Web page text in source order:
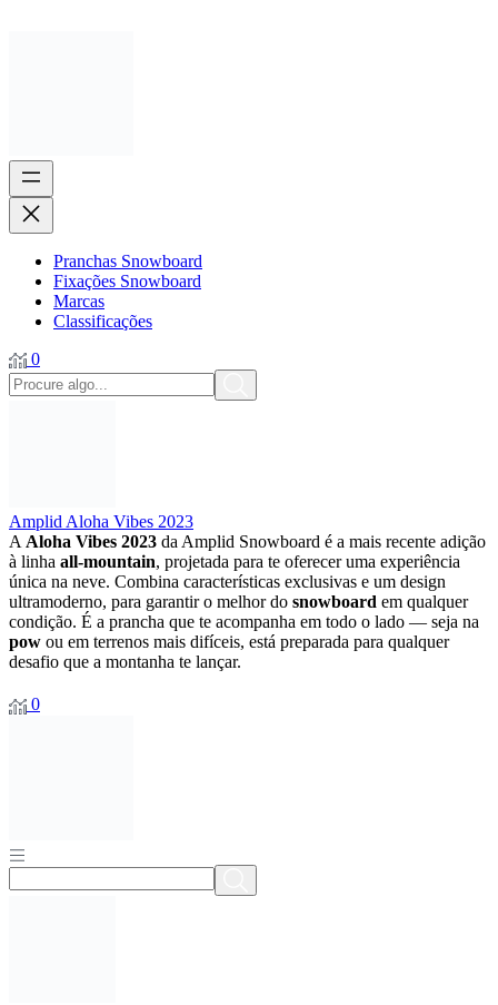
Pranchas Snowboard
Fixações Snowboard
Marcas
Classificações
0
Amplid Aloha Vibes 2023
A Aloha Vibes 2023 da Amplid Snowboard é a mais recente adição
à linha all-mountain, projetada para te ofereceruma experiência
única na neve. Combina características exclusivas e um design
ultramoderno, para garantiro melhordo snowboard em qualquer
condição. É a prancha que te acompanha em todo o lado — seja na
pow ou em terrenos mais difíceis, está preparada para qualquer
desafio que a montanha te lançar.
0